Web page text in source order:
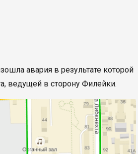
авария в результате которой
ведущей в сторону Филейки.